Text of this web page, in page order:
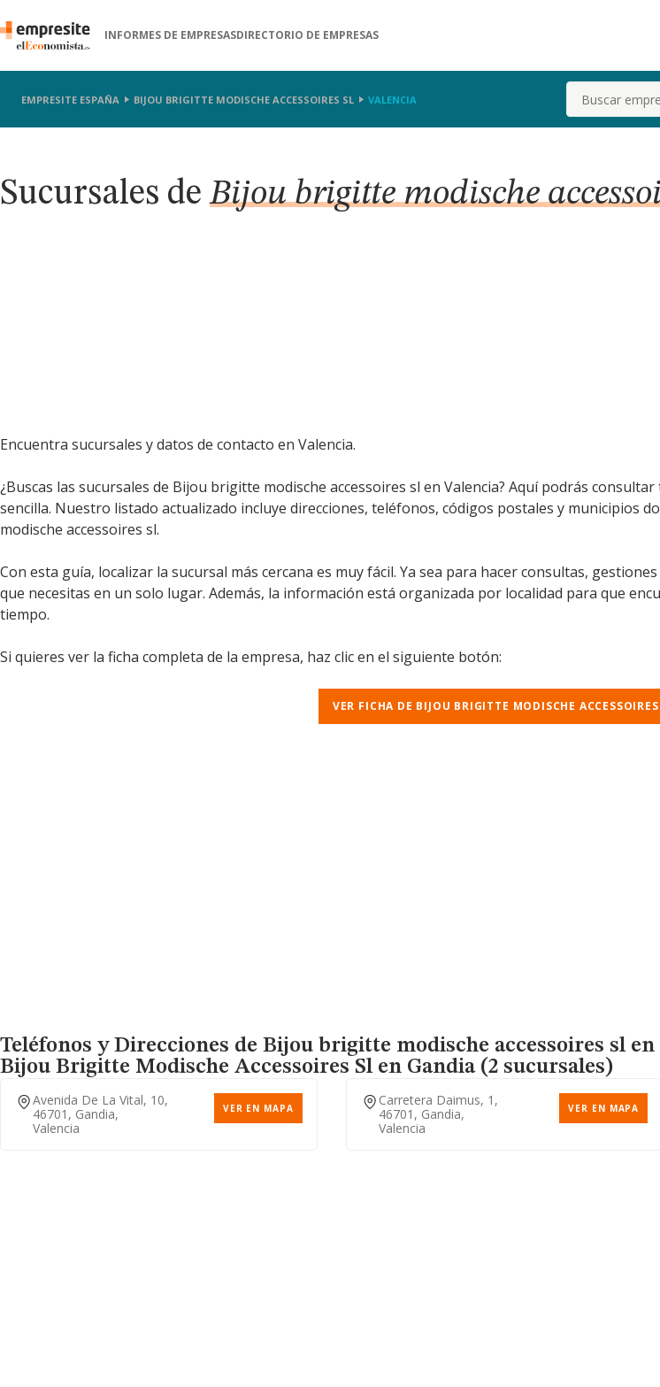
INFORMES DE EMPRESASDIRECTORIO DE EMPRESAS
EMPRESITE ESPAÑA BIJOU BRIGITTE MODISCHE ACCESSOIRES SL VALENCIA Buscar
Sucursales deBijou brigitte modische
Encuentra sucursales y datos de contacto en Valencia.
¿Buscas las sucursales de Bijou brigitte modische accessoires sl en Valencia? Aquí podrás
sencilla. Nuestro listado actualizado incluye direcciones, teléfonos, códigos postales y municipios
modische accessoires sl.
Con esta guía, localizar la sucursal más cercana es muy fácil. Ya sea para hacer consultas,
que necesitas en un solo lugar. Además, la información está organizada por localidad para que
tiempo.
Si quieres ver la ficha completa de la empresa, haz clic en el siguiente botón:
VER FICHA DE BIJOU BRIGITTE MODISCHE
Teléfonos y Direcciones de Bijou brigitte modische accessoires sl
Bijou Brigitte Modische Accessoires Sl en Gandia (2 sucursales)
Avenida De La Vital, 10,
46701, Gandia,
Valencia
VER EN MAPA
Carretera Daimus, 1,
46701, Gandia,
Valencia
VER EN MAPA